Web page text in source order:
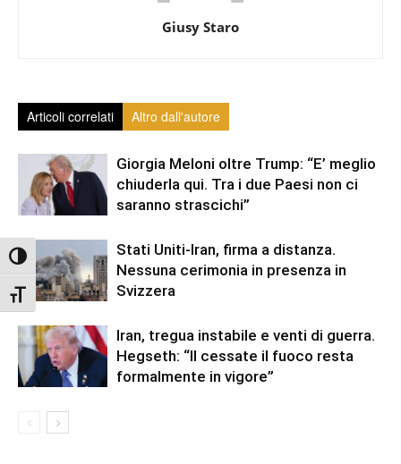
Attiva/disattiva alto contrasto
Attiva/disattiva dimensione testo
Giusy Staro
Articoli correlati Altro dall'autore
Giorgia Meloni oltre Trump: “E’ meglio
chiuderla qui. Tra i due Paesi non ci
saranno strascichi”
Stati Uniti-Iran, firma a distanza.
Nessuna cerimonia in presenza in
Svizzera
Iran, tregua instabile e venti di guerra.
Hegseth: “Il cessate il fuoco resta
formalmente in vigore”